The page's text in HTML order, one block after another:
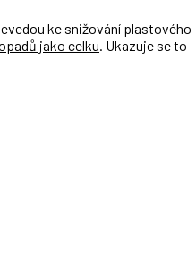
ke snižování plastového
jako celku. Ukazuje se to